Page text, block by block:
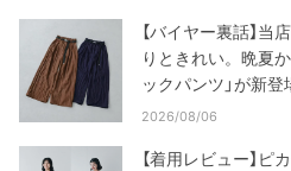
【バイヤー裏話】
りときれい。晩夏
ックパンツ」が新登
2026/08/06
【着用レビュー】